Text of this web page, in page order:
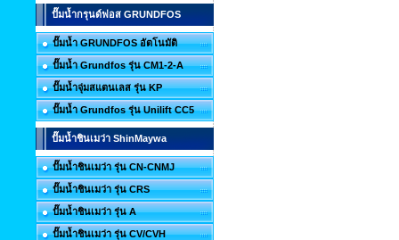
ปั๊มน้ำกรุนด์ฟอส GRUNDFOS
ปั๊มน้ำ GRUNDFOS อัตโนมัติ
ปั๊มน้ำ Grundfos รุ่น CM1-2-A
ปั๊มน้ำจุ่มสแตนเลส รุ่น KP
ปั๊มน้ำ Grundfos รุ่น Unilift CC5
ปั๊มน้ำชินเมว่า ShinMaywa
ปั๊มน้ำชินเมว่า รุ่น CN-CNMJ
ปั๊มน้ำชินเมว่า รุ่น CRS
ปั๊มน้ำชินเมว่า รุ่น A
ปั๊มน้ำชินเมว่า รุ่น CV/CVH